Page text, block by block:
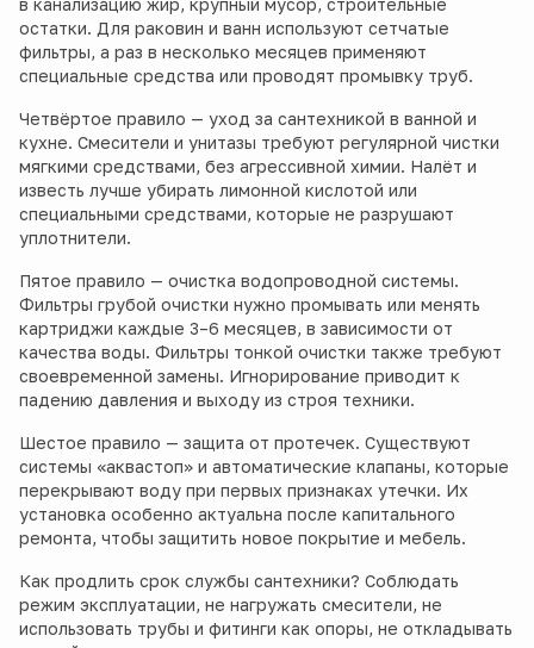
в канализацию жир, крупный мусор, строительные
остатки. Для раковин и ванн используют сетчатые
фильтры, а раз в несколько месяцев применяют
специальные средства или проводят промывку труб.
Четвёртое правило — уход за сантехникой в ванной и
кухне. Смесители и унитазы требуют регулярной чистки
мягкими средствами, без агрессивной химии. Налёт и
известь лучше убирать лимонной кислотой или
специальными средствами, которые не разрушают
уплотнители.
Пятое правило — очистка водопроводной системы.
Фильтры грубой очистки нужно промывать или менять
картриджи каждые 3–6 месяцев, в зависимости от
качества воды. Фильтры тонкой очистки также требуют
своевременной замены. Игнорирование приводит к
падению давления и выходу из строя техники.
Шестое правило — защита от протечек. Существуют
системы «аквастоп» и автоматические клапаны, которые
перекрывают воду при первых признаках утечки. Их
установка особенно актуальна после капитального
ремонта, чтобы защитить новое покрытие и мебель.
Как продлить срок службы сантехники? Соблюдать
режим эксплуатации, не нагружать смесители, не
использовать трубы и фитинги как опоры, не откладывать